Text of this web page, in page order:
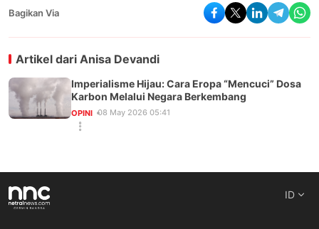
Bagikan Via
Artikel dari Anisa Devandi
Imperialisme Hijau: Cara Eropa “Mencuci” Dosa
Karbon Melalui Negara Berkembang
OPINI 08 May 2026 05:41
ID